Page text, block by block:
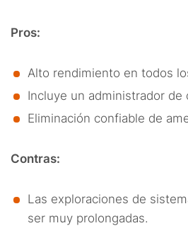
Pros:
Alto rendimiento en todos
Incluye un administrador de
Eliminación confiable de
Contras:
Las exploraciones de
ser muy prolongadas.